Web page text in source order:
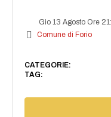
Gio 13 Agosto Ore
Comune di Forio
CATEGORIE:
TAG: